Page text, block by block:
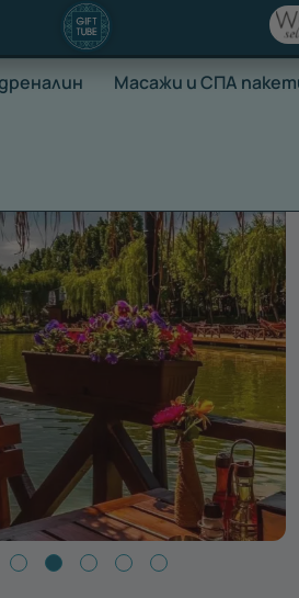
Масажи и СПА